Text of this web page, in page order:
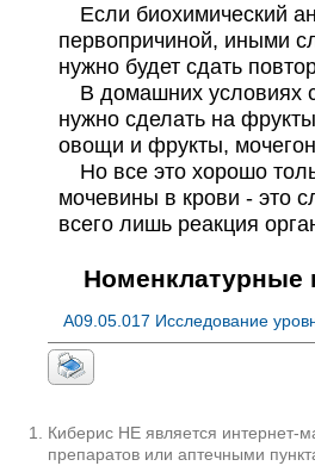
Если биохимический
первопричиной, иными
нужно будет сдать
В домашних условиях
нужно сделать на
овощи и фрукты,
Но все это хорошо
мочевины в крови - это
всего лишь реакция
Номенклатурные
A09.05.017 Исследование
Киберис НЕ является интернет-
препаратов или аптечными